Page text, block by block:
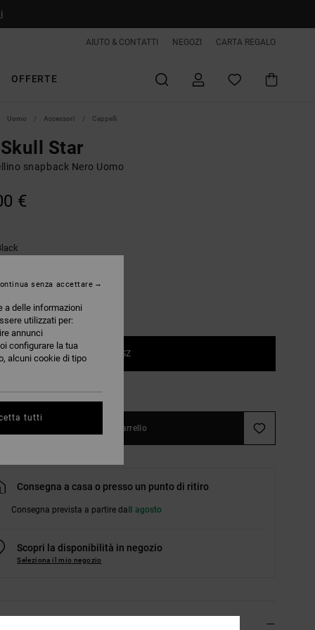
AIUTO & CONTATTI NEGOZI CARTA REGALO
OFFERTE
Uomo Accessori Cappelli
Star
snapback Nero Uomo
€
1SZ
Aggiungi al carrello
Consegna a casa o presso un punto di ritiro
Consegna prevista a partire da8 agosto
Scopri la disponibilità in negozio
Seleziona il mio negozio
a delle informazioni
utilizzati per:
annunci
configurare la tua
alcuni cookie di tipo
senza accettare
tutti